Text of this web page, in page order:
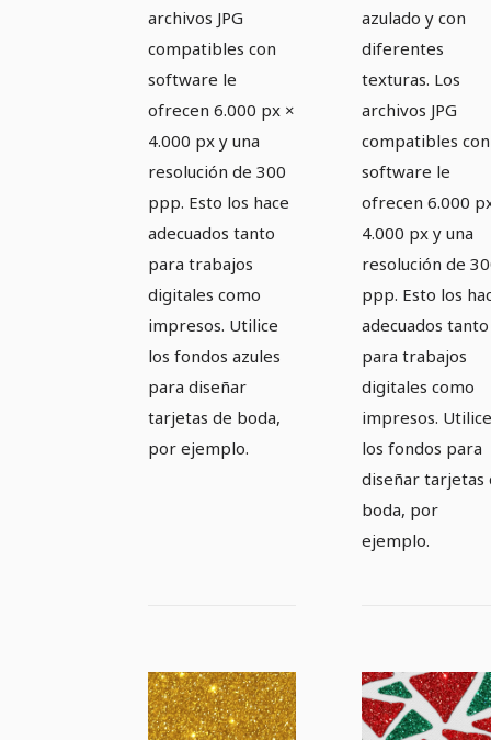
archivos JPG
compatibles con
software le
ofrecen 6.000 px ×
4.000 px y una
resolución de 300
ppp. Esto los hace
adecuados tanto
para trabajos
digitales como
impresos. Utilice
los fondos azules
para diseñar
tarjetas de boda,
por ejemplo.
azulado y con
diferentes
texturas. Los
archivos JPG
compatibles con
software le
ofrecen 6.000
4.000 px y una
resolución de
ppp. Esto los
adecuados tanto
para trabajos
digitales como
impresos. Utilice
los fondos para
diseñar tarjetas
boda, por
ejemplo.